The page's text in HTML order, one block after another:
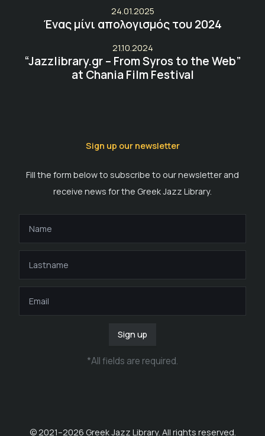
24.01.2025
Ένας μίνι απολογισμός του 2024
21.10.2024
“Jazzlibrary.gr – From Syros to the Web”
at Chania Film Festival
Sign up our newsletter
Fill the form below to subscribe to our newsletter and
receive news for the Greek Jazz Library.
Sign up
*All fields are required.
© 2021–2026 Greek Jazz Library. All rights reserved.